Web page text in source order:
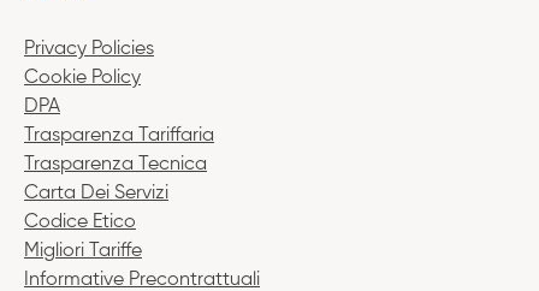
Privacy Policies
Cookie Policy
DPA
Trasparenza Tariffaria
Trasparenza Tecnica
Carta Dei Servizi
Codice Etico
Migliori Tariffe
Informative Precontrattuali